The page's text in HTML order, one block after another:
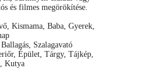
és filmes megörökítése.
Kismama, Baba, Gyerek,
Szalagavató
Épület, Tárgy, Tájkép,
Kutya